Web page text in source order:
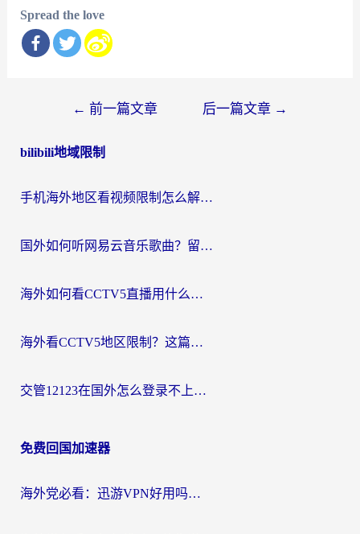
Spread the love
导
← 前一篇文章 后一篇文章 →
bilibili地域限制
手机海外地区看视频限制怎么解决？留学生亲测有效的回国加速器指南
国外如何听网易云音乐歌曲？留学生亲测有效的回国加速方案
海外如何看CCTV5直播用什么平台？2026最新指南：看欧洲杯、中超、奥运不再卡
海外看CCTV5地区限制？这篇指南帮你流畅看欧洲杯、NBA还听中文解说
交管12123在国外怎么登录不上？海外华人必看的回国加速器选择指南
免费回国加速器
海外党必看：迅游VPN好用吗？和OurPlay VPN对比哪个回国效果更好？附真实体验测评